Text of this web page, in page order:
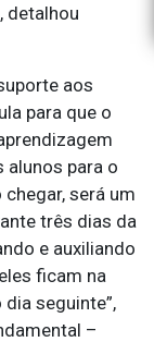
detalhou
aos
para que o
alunos para o
será um
três dias da
e auxiliando
ficam na
seguinte”,
–